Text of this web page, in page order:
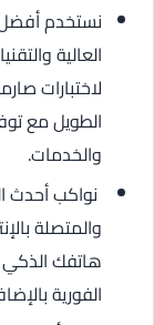
نستخدم أفضل
العالية
لاختبارات
الطويل مع
والخدمات.
نواكب أحدث
والمتصلة
هاتفك الذكي
الفورية